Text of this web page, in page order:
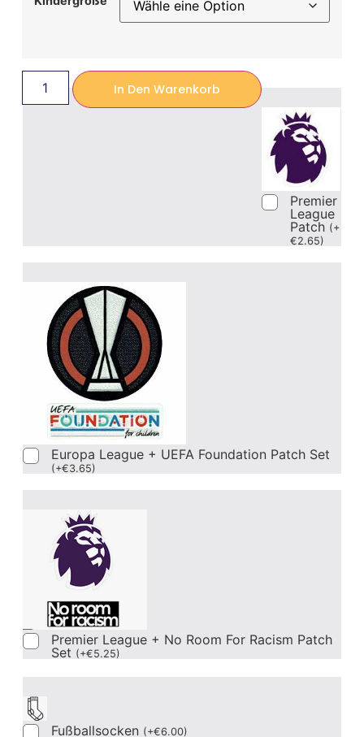
In Den Warenkorb
Premier
League
Patch (+
€2.65)
Europa League + UEFA Foundation Patch Set
(+€3.65)
Premier League + No Room For Racism Patch
Set (+€5.25)
Fußballsocken (+€6.00)